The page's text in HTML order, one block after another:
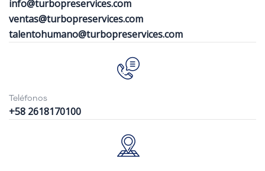
info@turbopreservices.com
ventas@turbopreservices.com
talentohumano@turbopreservices.com
Teléfonos
+58 2618170100